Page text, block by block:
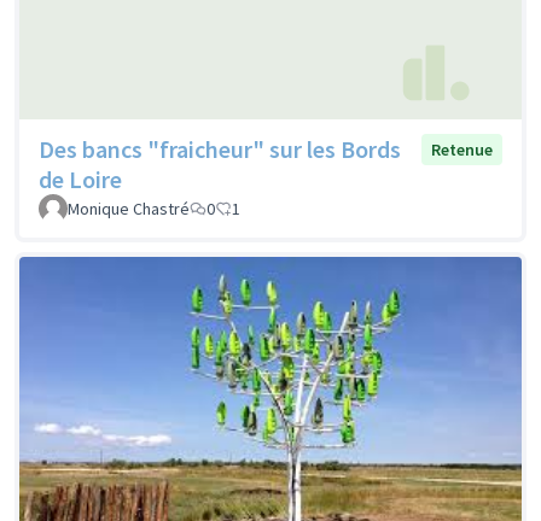
Des bancs "fraicheur" sur les Bords
de Loire
Retenue
Monique Chastré 0 1